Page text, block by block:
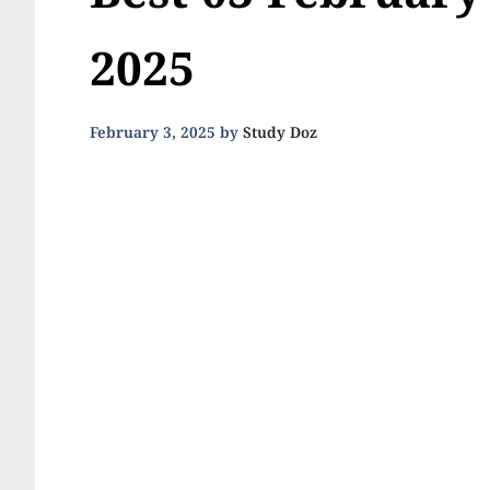
2025
February 3, 2025 byStudy Doz